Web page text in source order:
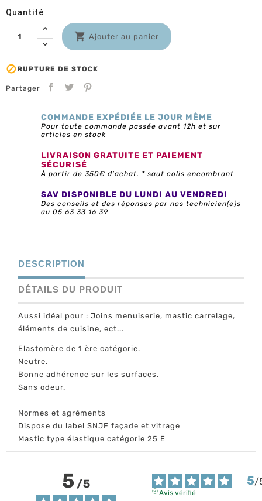
Quantité
 Ajouter au panier
 RUPTURE DE STOCK
Partager
COMMANDE EXPÉDIÉE LE JOUR MÊME
Pour toute commande passée avant 12h et sur
articles en stock
LIVRAISON GRATUITE ET PAIEMENT
SÉCURISÉ
À partir de 350€ d’achat. * sauf colis encombrant
SAV DISPONIBLE DU LUNDI AU VENDREDI
Des conseils et des réponses par nos technicien(e)s
au 05 63 33 16 39
DESCRIPTION
DÉTAILS DU PRODUIT
Aussi idéal pour : Joins menuiserie, mastic carrelage,
éléments de cuisine, ect...
Elastomère de 1 ère catégorie.
Neutre.
Bonne adhérence sur les surfaces.
Sans odeur.
Normes et agréments
Dispose du label SNJF façade et vitrage
Mastic type élastique catégorie 25 E
5/5 5/
Avis vérifié